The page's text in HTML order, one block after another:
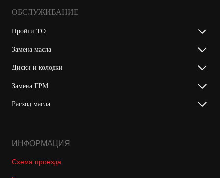
ОБСЛУЖИВАНИЕ
Пройти ТО
Замена масла
Диски и колодки
Замена ГРМ
Расход масла
ИНФОРМАЦИЯ
Схема проезда